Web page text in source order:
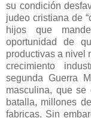
su condición
judeo cristiana de
hijos que
oportunidad de
productivas a nivel
crecimiento
segunda Guerra
masculina, que se
batalla, millones
fabricas. Sin